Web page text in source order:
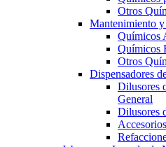
Otros
Mantenimiento y
Químicos
Químicos
Otros
Dispensadores
Dilusores
General
Dilusores